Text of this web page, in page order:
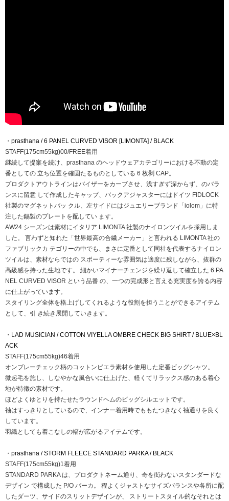
・ prasthana / 6 PANEL CURVED VISOR [LIMONTA] / BLACK
STAFF(175cm55kg)00/FREE着用
継続して提案を続け、prasthana のヘッドウェアカテゴリーにおける不動の定
番としての 立ち位置を確固たるものとしている 6 枚剥 CAP。
プロダクトアウトラインはバイザーをカーブさせ、浅すぎず深からず、のバラ
ンスに留意 して作成したキャップ、バックアジャスターにはドイツ FIDLOCK
社製のマグネットバッ クル、左サイドにはジュエリーブランド「iolom」に特
注した錫製のプレートを配してい ます。
AW24 シーズンは素材にイタリア LIMONTA 社製のナイロンツイルを採用しま
した。 言わずと知れた「世界最高の合繊メーカー」と言われる LIMONTA 社の
ファブリックカ テゴリーの中でも、まさに定番として同社を代表するナイロン
ツイルは、素材ならではの スポーティーな雰囲気は適度に残しながら、抜群の
高級感を持った生地です。 細かいマイナーチェンジを繰り返して確立した 6 PA
NEL CURVED VISOR という品番 の、一つの完成形と言える充実度を誇る内容
に仕上がっています。
スタイリング全体を格上げしてくれるような役割を担うことができるアイテム
として、引 き続き展開していきます。
・ LAD MUSICIAN / COTTON VIYELLA OMBRE CHECK BIG SHIRT / BLUE×BL
ACK
STAFF(175cm55kg)46着用
オンブレーチェック柄のコットンビエラ素材を使用した定番ビッグシャツ。
微起毛を施し、しなやかな風合いに仕上げた、軽くてリラックス感のある着心
地が特徴の素材です。
ほどよくゆとりを持たせたラウンドヘムのビッグシルエットです。
袖はすっきりとしているので、インナー着用時でももたつきなく袖通りを良く
しています。
羽織としても着こなしの幅が広がるアイテムです。
・ prasthana / STORM FLEECE STANDARD PARKA / BLACK
STAFF(175cm55kg)1着用
STANDARD PARKA は、プロダクトネーム通り、奇を衒わないスタンダードな
デザイン で構成した P/O パーカ。 程よくジャストなサイズバランスや各所に配
したダーツ、サイドのスリットデザインが、 ストリートスタイル的なそれとは